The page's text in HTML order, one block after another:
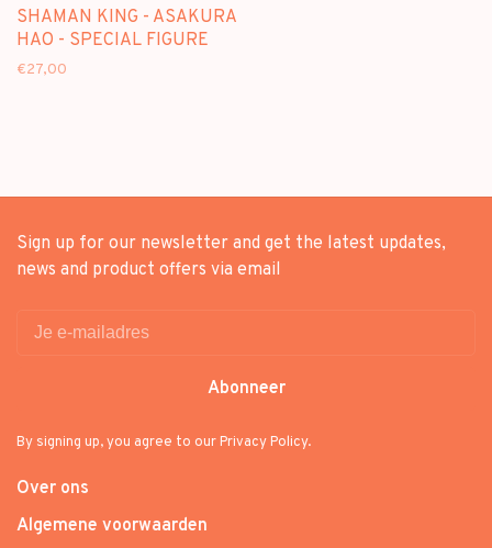
SHAMAN KING - ASAKURA
HAO - SPECIAL FIGURE
€27,00
Sign up for our newsletter and get the latest updates,
news and product offers via email
Abonneer
By signing up, you agree to our Privacy Policy.
Over ons
Algemene voorwaarden